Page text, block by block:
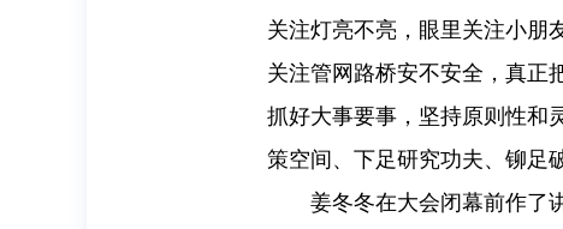
关注灯亮不亮，眼里关注小朋
关注管网路桥安不安全，真正
抓好大事要事，坚持原则性和
策空间、下足研究功夫、铆足
姜冬冬在大会闭幕前作了